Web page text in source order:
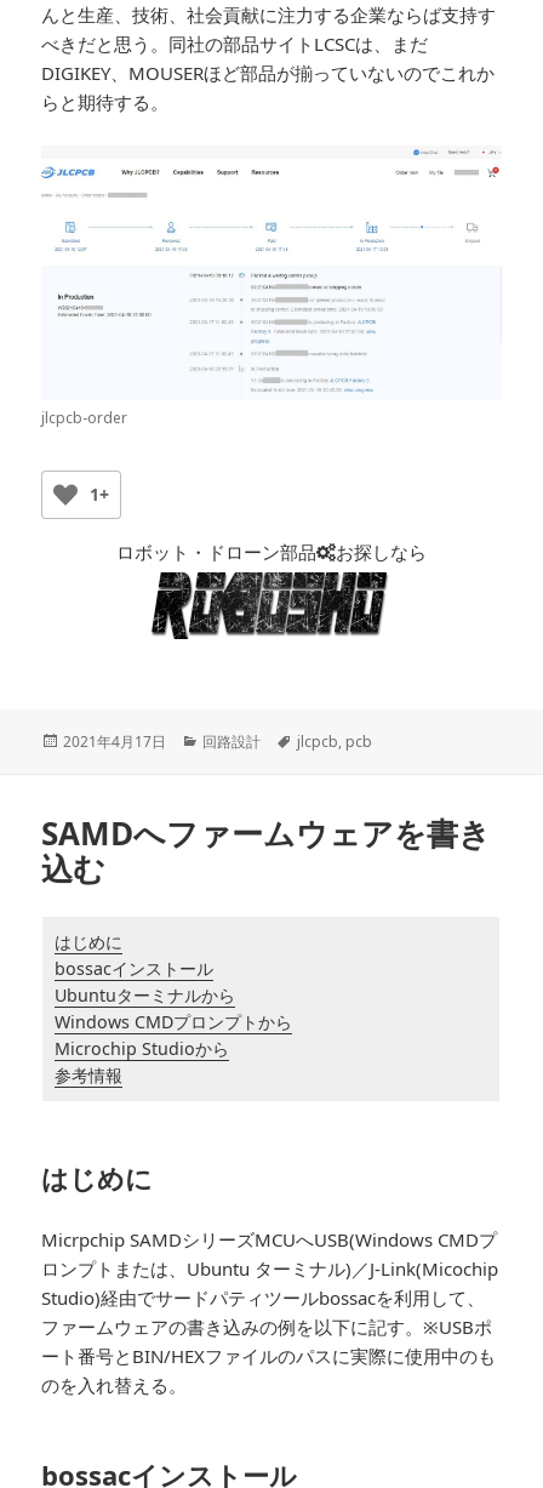
んと生産、技術、社会貢献に注力する企業ならば支持す
べきだと思う。同社の部品サイトLCSCは、まだ
DIGIKEY、MOUSERほど部品が揃っていないのでこれか
らと期待する。
jlcpcb-order
1+
ロボット・ドローン部品 お探しなら
投
2021年4月17日
カ
ー
回路設計
タ
jlcpcb, pcb
SAMDへファームウェアを書き
込む
はじめに
bossacインストール
Ubuntuターミナルから
Windows CMDプロンプトから
Microchip Studioから
参考情報
はじめに
Micrpchip SAMDシリーズMCUへUSB(Windows CMDプ
ロンプトまたは、Ubuntu ターミナル)／J-Link(Micochip
Studio)経由でサードパティツールbossacを利用して、
ファームウェアの書き込みの例を以下に記す。※USBポ
ート番号とBIN/HEXファイルのパスに実際に使用中のも
のを入れ替える。
bossacインストール